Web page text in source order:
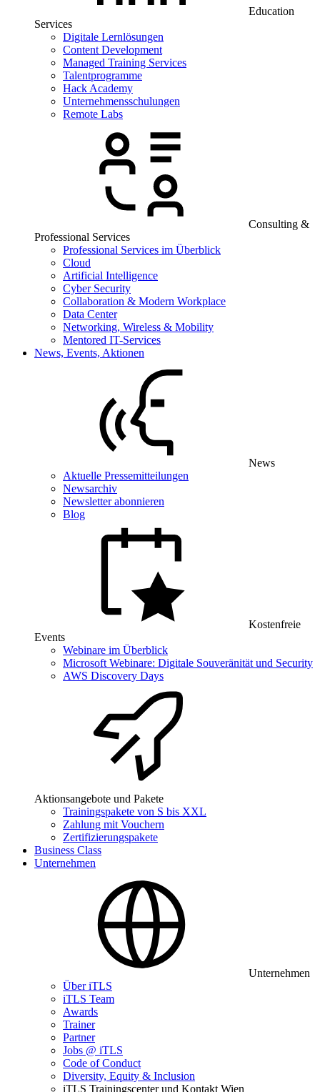
Education
Services
Digitale Lernlösungen
Content Development
Managed Training Services
Talentprogramme
Hack Academy
Unternehmensschulungen
Remote Labs
Consulting &
Professional Services
Professional Services im Überblick
Cloud
Artificial Intelligence
Cyber Security
Collaboration & Modern Workplace
Data Center
Networking, Wireless & Mobility
Mentored IT-Services
News, Events, Aktionen
News
Aktuelle Pressemitteilungen
Newsarchiv
Newsletter abonnieren
Blog
Kostenfreie
Events
Webinare im Überblick
Microsoft Webinare: Digitale Souveränität und Security
AWS Discovery Days
Aktionsangebote und Pakete
Trainingspakete von S bis XXL
Zahlung mit Vouchern
Zertifizierungspakete
Business Class
Unternehmen
Unternehmen
Über iTLS
iTLS Team
Awards
Trainer
Partner
Jobs @ iTLS
Code of Conduct
Diversity, Equity & Inclusion
iTLS Trainingscenter und Kontakt Wien